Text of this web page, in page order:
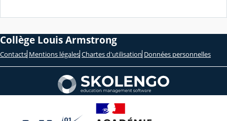
Collège Louis Armstrong
Contacts Mentions légales Chartes d'utilisation Données personnelles